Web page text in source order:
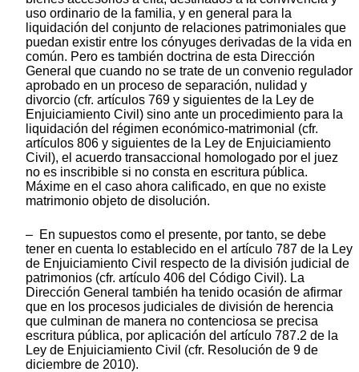
uso ordinario de la familia, y en general para la
liquidación del conjunto de relaciones patrimoniales que
puedan existir entre los cónyuges derivadas de la vida en
común. Pero es también doctrina de esta Dirección
General que cuando no se trate de un convenio regulador
aprobado en un proceso de separación, nulidad y
divorcio (cfr. artículos 769 y siguientes de la Ley de
Enjuiciamiento Civil) sino ante un procedimiento para la
liquidación del régimen económico-matrimonial (cfr.
artículos 806 y siguientes de la Ley de Enjuiciamiento
Civil), el acuerdo transaccional homologado por el juez
no es inscribible si no consta en escritura pública.
Máxime en el caso ahora calificado, en que no existe
matrimonio objeto de disolución.
– En supuestos como el presente, por tanto, se debe
tener en cuenta lo establecido en el artículo 787 de la Ley
de Enjuiciamiento Civil respecto de la división judicial de
patrimonios (cfr. artículo 406 del Código Civil). La
Dirección General también ha tenido ocasión de afirmar
que en los procesos judiciales de división de herencia
que culminan de manera no contenciosa se precisa
escritura pública, por aplicación del artículo 787.2 de la
Ley de Enjuiciamiento Civil (cfr. Resolución de 9 de
diciembre de 2010).